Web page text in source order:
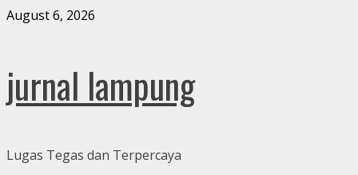
Skip
August 6, 2026
jurnal lampung
Lugas Tegas dan Terpercaya